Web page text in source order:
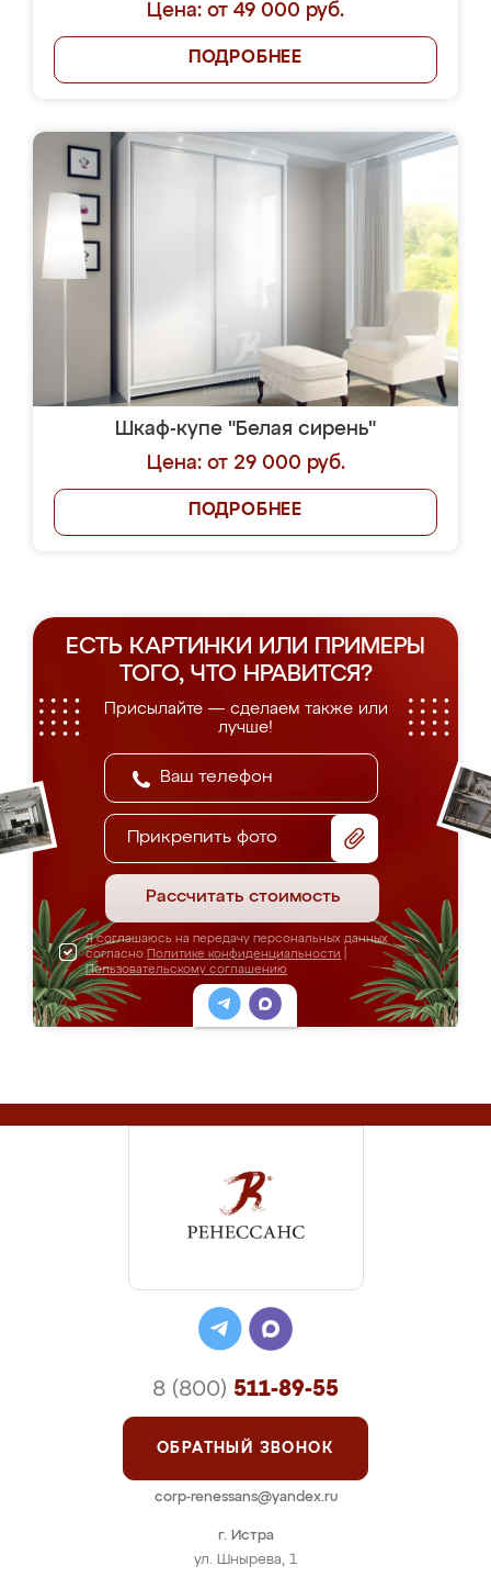
Цена: от 49 000 руб.
ПОДРОБНЕЕ
Шкаф-купе "Белая сирень"
Цена: от 29 000 руб.
ПОДРОБНЕЕ
ЕСТЬ КАРТИНКИ ИЛИ ПРИМЕРЫ
ТОГО, ЧТО НРАВИТСЯ?
Присылайте — сделаем также или
лучше!
Прикрепить фото
Рассчитать стоимость
Я соглашаюсь на передачу персональных данных
согласно Политике конфиденциальности
Пользовательскому соглашению
г. Истра
ул. Шнырева, 1
8 (800) 511-89-55
ОБРАТНЫЙ ЗВОНОК
corp-renessans@yandex.ru